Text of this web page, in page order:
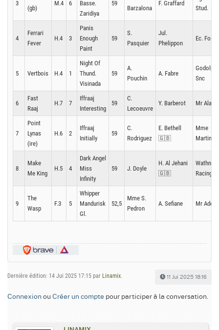
3
(gb)
M.4 6
Basse.
Zaridiya
59
Barzalona
F. Graffard
Stud.
4
Ferrari
Fever
H.4 3
Panis
Enough
Paint
59
S.
Pasquier
Jul.
Phelippon
Ec. Foret
5 Vertbois H.4 1
Night Of
Thund.
Visinada
59
A.
Pouchin
A. Fabre
Snc
6
Fast
Raaj
H.7 7
Iffraaj
Interesting
59
C.
Lecoeuvre
Y. Barberot Mr Alain
7
Point
Lynas
(ire)
H.6 2
Iffraaj
Initially
59
C.
Rodriguez
E. Bethell
🇬🇧
Mme
Martin/
8
Make
Me King
H.5 4
Dark Angel
Miss
Infinity
59 J. Doyle
H. Al Jehani
🇬🇧
Wathnan
Racing
9
The
Wasp
F.3 5
Whipper
Mandurisk
Gl.
52,5
Mme S.
Pedron
A. Sefiane Mr Adel
Dernière édition: 14 Jui 2025 17:15 par Linamix. 11 Jui 2025 18:16
Connexion ou Créer un compte pour participer à la conversation.